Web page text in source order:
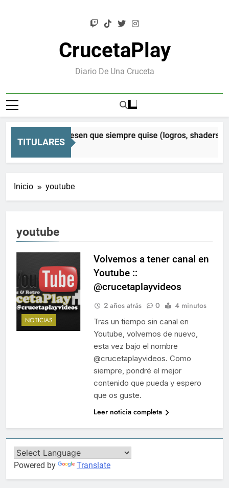
CrucetaPlay
Diario De Una Cruceta
TITULARES
Orion: el Mesen que siempre quise (logros, shaders CRT
Atrás
Inicio youtube
youtube
NOTICIAS
Volvemos a tener canal en
Youtube ::
@crucetaplayvideos
2 años atrás 0 4 minutos
Tras un tiempo sin canal en
Youtube, volvemos de nuevo,
esta vez bajo el nombre
@crucetaplayvideos. Como
siempre, pondré el mejor
contenido que pueda y espero
que os guste.
Leer noticia completa
Powered by Translate